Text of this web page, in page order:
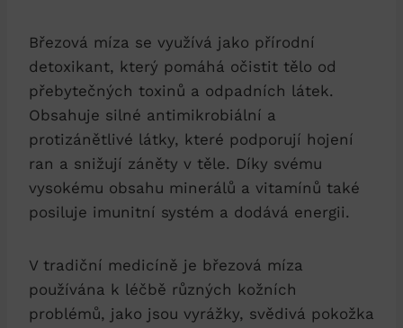
Březová míza se využívá jako přírodní
detoxikant, který pomáhá očistit tělo od
přebytečných toxinů a odpadních látek.
Obsahuje silné antimikrobiální a
protizánětlivé látky, které podporují hojení
ran a snižují záněty v těle. Díky svému
vysokému obsahu minerálů a vitamínů také
posiluje imunitní systém a dodává energii.
V tradiční medicíně je březová míza
používána k léčbě různých kožních
problémů, jako jsou vyrážky, svědivá pokožka